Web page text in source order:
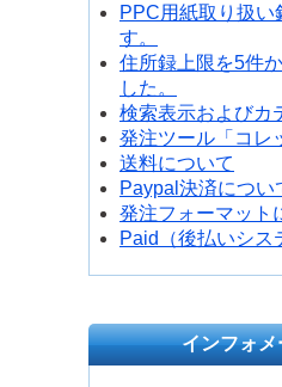
PPC用紙取り扱い
す。
住所録上限を5件
した。
検索表示およびカ
発注ツール「コレ
送料について
Paypal決済につい
発注フォーマット
Paid（後払いシス
インフォメ